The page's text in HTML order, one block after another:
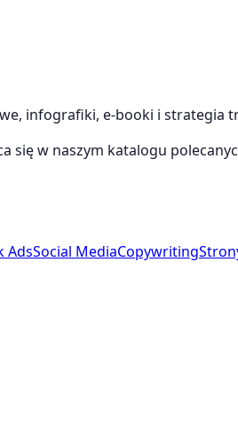
infografiki, e-booki i strategia
się w naszym katalogu
AdsSocial MediaCopywriting